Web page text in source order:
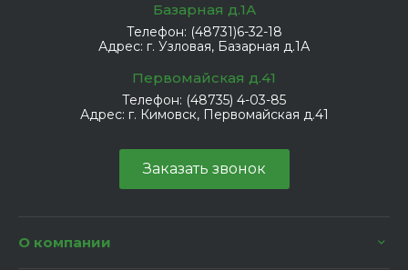
Базарная д.1А
Телефон: (48731)6-32-18
Адрес: г. Узловая, Базарная д.1А
Первомайская д.41
Телефон: (48735) 4-03-85
Адрес: г. Кимовск, Первомайская д.41
Заказать звонок
О компании